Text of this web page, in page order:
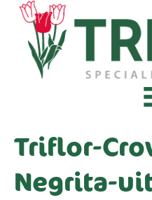
Triflor-
Negrita-